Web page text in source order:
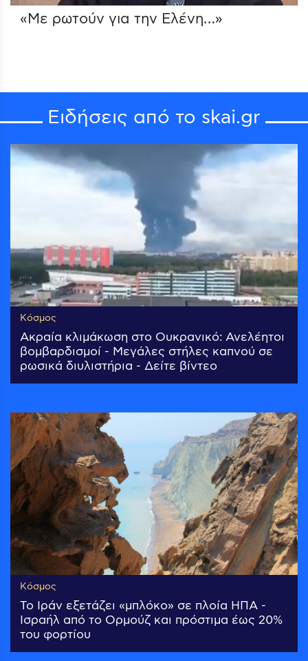
«Με ρωτούν για την Ελένη…»
Ειδήσεις από το skai.gr
Κόσμος
Ακραία κλιμάκωση στο Ουκρανικό: Ανελέητοι
βομβαρδισμοί - Μεγάλες στήλες καπνού σε
ρωσικά διυλιστήρια - Δείτε βίντεο
Κόσμος
Το Ιράν εξετάζει «μπλόκο» σε πλοία ΗΠΑ -
Ισραήλ από το Ορμούζ και πρόστιμα έως 20%
του φορτίου